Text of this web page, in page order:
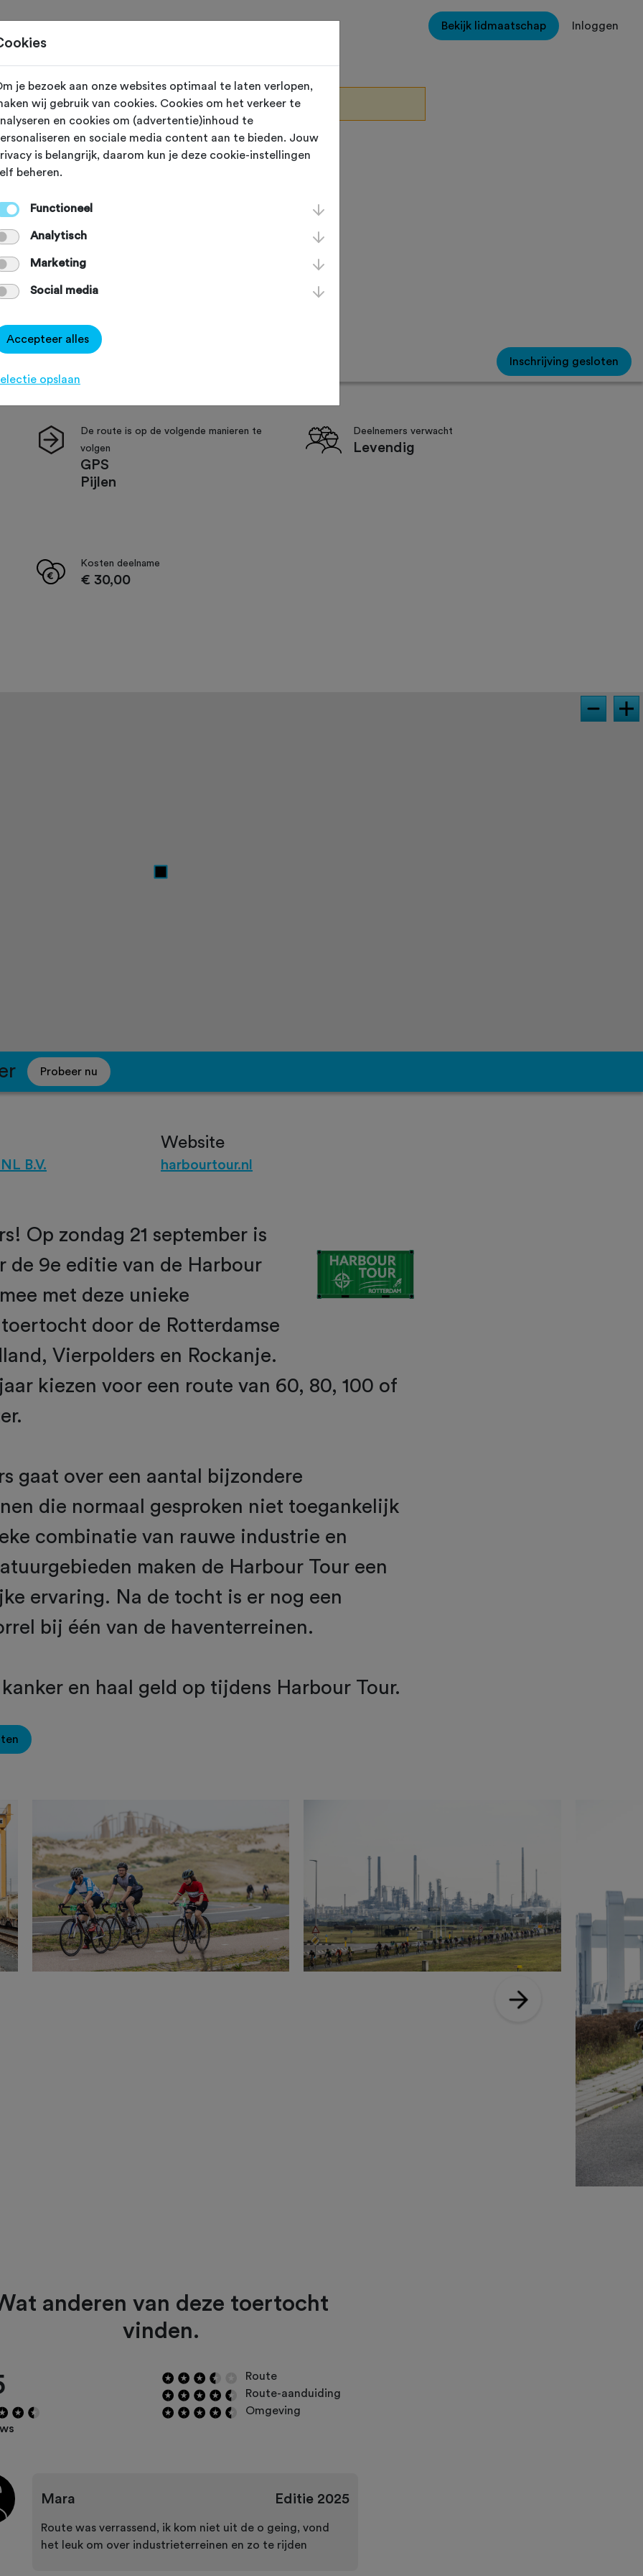
Bekijk lidmaatschap Inloggen
plaatsgevonden op 21-9-2025.
SEP 2025
Tour 2025
Agenda
Inschrijving gesloten
De route is op de volgende manieren te
volgen
GPS
Pijlen
Deelnemers verwacht
Levendig
Kosten deelname
€ 30,00
Probeer nu
B.V.
Website
harbourtour.nl
Op zondag 21 september is
de 9e editie van de Harbour
met deze unieke
door de Rotterdamse
Vierpolders en Rockanje.
kiezen voor een route van 60, 80, 100 of
gaat over een aantal bijzondere
die normaal gesproken niet toegankelijk
combinatie van rauwe industrie en
maken de Harbour Tour een
ervaring. Na de tocht is er nog een
bij één van de haventerreinen.
en haal geld op tijdens Harbour Tour.
anderen van deze toertocht
vinden.
Route
Route-aanduiding
Omgeving
Mara Editie2025
Route was verrassend, ik kom niet uit de o geing, vond
het leuk om over industrieterreinen en zo te rijden
je bezoek aan onze websites optimaal te laten verlopen,
wij gebruik van cookies. Cookies om het verkeer te
en cookies om (advertentie)inhoud te
en sociale media content aan te bieden. Jouw
is belangrijk, daarom kun je deze cookie-instellingen
beheren.
Functioneel
Analytisch
Marketing
Social media
Accepteer alles
opslaan